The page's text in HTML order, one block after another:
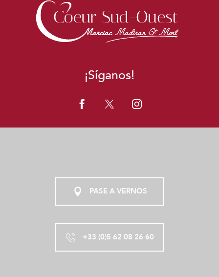
¡Síganos!
PASE A VERNOS
+33 (0)5 62 08 26 60